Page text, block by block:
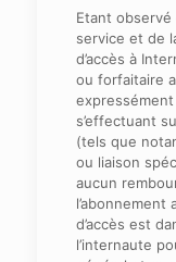
Etant observé
service et de
d’accès à
ou forfaitaire
s’effectuant
(tels que
ou liaison
aucun
d’accès est
l’internaute